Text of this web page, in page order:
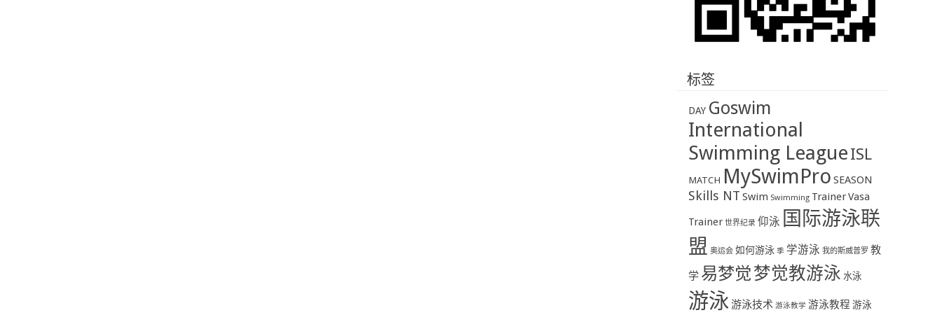
标签
DAY Goswim
International
Swimming LeagueISL
MATCH MySwimPro SEASON
Skills NT Swim Swimming TrainerVasa
Trainer 世界纪录 仰泳 国际游泳联
盟 奥运会 如何游泳 季 学游泳 我的斯威普罗 教
学 易梦觉梦觉教游泳 水泳
游泳游泳技术 游泳教学 游泳教程 游泳